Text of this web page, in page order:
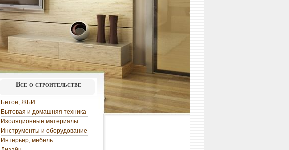
Все о строительстве
Бетон, ЖБИ
Бытовая и домашняя техника
Изоляционные материалы
Инструменты и оборудование
Интерьер, мебель